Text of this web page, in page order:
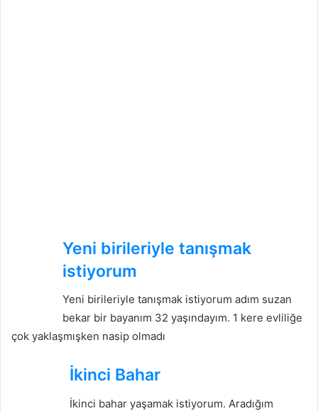
Yeni birileriyle tanışmak
istiyorum
Yeni birileriyle tanışmak istiyorum adım suzan
bekar bir bayanım 32 yaşındayım. 1 kere evliliğe
çok yaklaşmışken nasip olmadı
İkinci Bahar
İkinci bahar yaşamak istiyorum. Aradığım